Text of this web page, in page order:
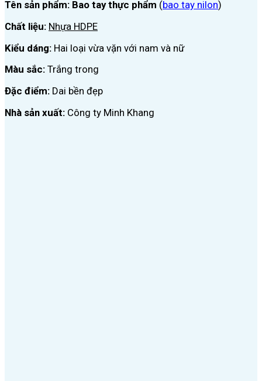
Tên sản phẩm: Bao tay thực phẩm (bao tay nilon)
Chất liệu: Nhựa HDPE
Kiểu dáng: Hai loại vừa vặn với nam và nữ
Màu sắc: Trắng trong
Đặc điểm: Dai bền đẹp
Nhà sản xuất: Công ty Minh Khang